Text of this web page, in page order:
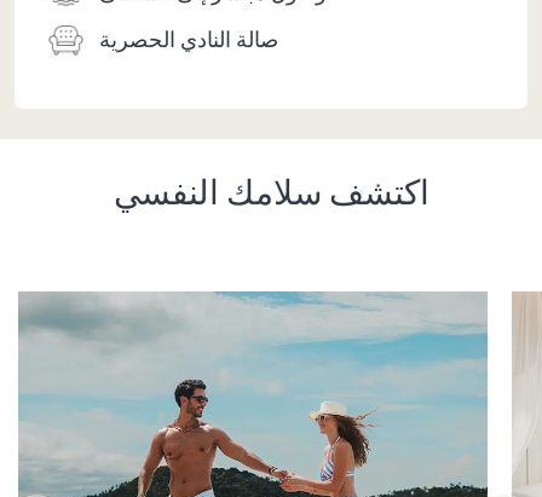
صالة النادي الحصرية
اكتشف سلامك النفسي